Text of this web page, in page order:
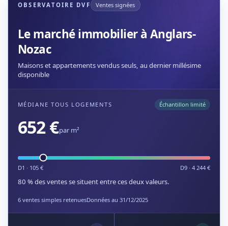
OBSERVATOIRE DVF Ventes signées
Le marché immobilier à Anglars-
Nozac
Maisons et appartements vendus seuls, au dernier millésime
disponible
MÉDIANE TOUS LOGEMENTS Échantillon limité
652 €par m²
D1 · 105 € D9 · 4 244 €
80 % des ventes se situent entre ces deux valeurs.
6 ventes simples retenuesDonnées au 31/12/2025